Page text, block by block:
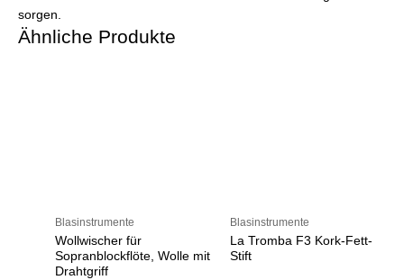
sorgen.
Ähnliche Produkte
Blasinstrumente
Wollwischer für
Sopranblockflöte, Wolle mit
Drahtgriff
Blasinstrumente
La Tromba F3 Kork-Fett-
Stift